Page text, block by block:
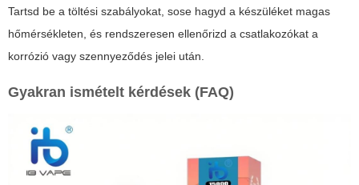
Tartsd be a töltési szabályokat, sose hagyd a készüléket magas
hőmérsékleten, és rendszeresen ellenőrizd a csatlakozókat a
korrózió vagy szennyeződés jelei után.
Gyakran ismételt kérdések (FAQ)